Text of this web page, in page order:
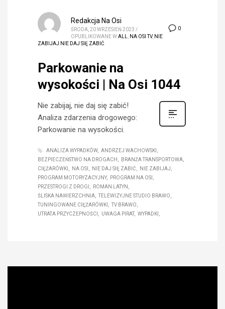
0
Redakcja Na Osi
ŚRODA, 20 WRZESIEŃ 2023 /
OPUBLIKOWANE WALL NA OSI TV, NIE
ZABIJAJ NIE DAJ SIĘ ZABIĆ
Parkowanie na
wysokości | Na Osi 1044
Nie zabijaj, nie daj się zabić!
Analiza zdarzenia drogowego:
Parkowanie na wysokości.
ANALIZA WYPADKÓW
ANDRZEJ WACHOWSKI
BEZPIECZEŃSTWO NA DROGACH
BRANŻA TRANSPORTOWA
CIĘŻARÓWKI
NA OSI NIE DAJ SIĘ ZABIĆ
NIE ZABIJAJ
PROGRAM MOTORYZACYJNY
PROGRAM NA OSI
PRZESTROGI Z DROGI
ROMAN LATYN
ŚLISKA NAWIERZCHNIA
TELEWIZYJNE STUDIO BRAWO
TUNINGOWANE CIĘŻARÓWKI
TV BRAWO
UTRATA PRZYCZEPNOŚCI
UWAGA PIRAT WYPADKI